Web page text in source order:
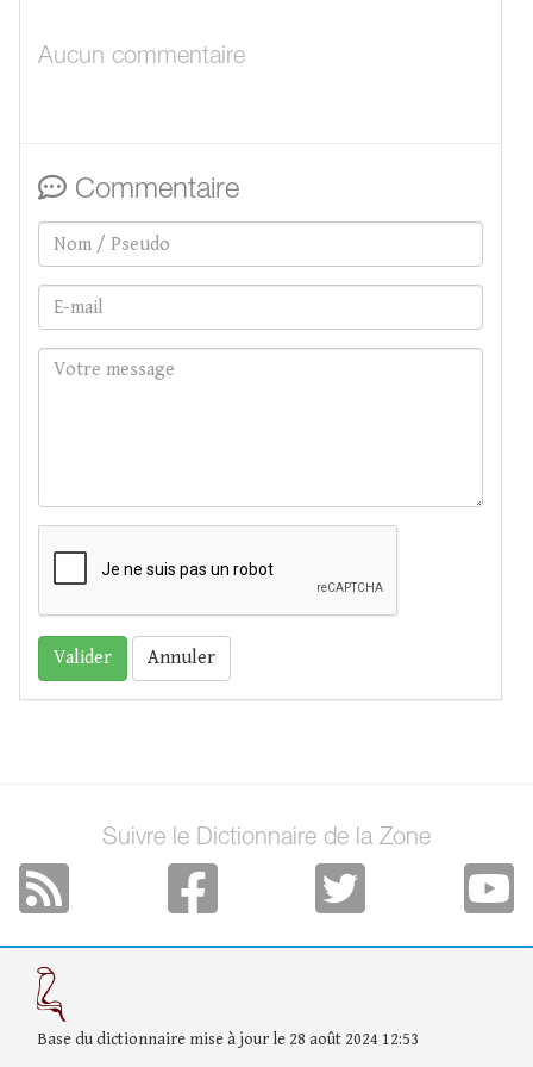
Aucun commentaire
Commentaire
Annuler
Suivre le Dictionnaire de la Zone
Base du dictionnaire mise à jour le 28 août 2024 12:53